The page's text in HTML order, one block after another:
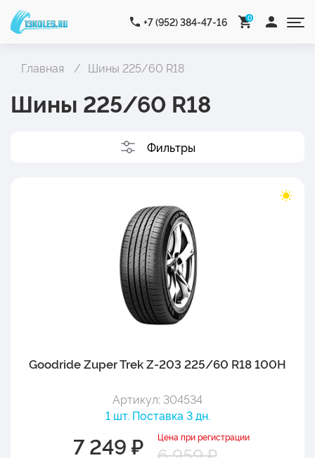
+7 (952) 384-47-16 0
Главная Шины 225/60 R18
Шины 225/60 R18
Фильтры
Goodride Zuper Trek Z-203 225/60 R18 100H
Артикул: 304534
1 шт. Поставка 3 дн.
7 249 ₽ Цена при регистрации